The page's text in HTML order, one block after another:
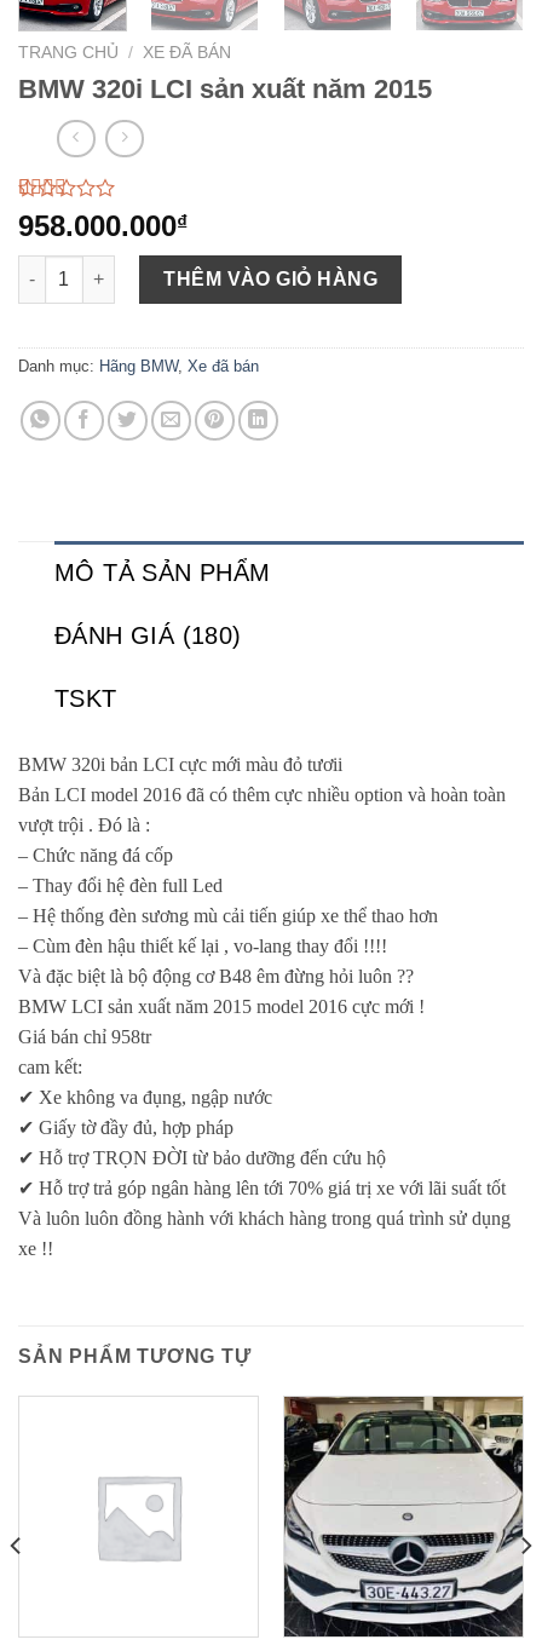
TRANG CHỦ / XE ĐÃ BÁN
BMW 320i LCI sản xuất năm 2015
2.43
trên
5
175
958.000.000₫
BMW 320i LCI sản xuất năm 2015 số lượng
THÊM VÀO GIỎ HÀNG
Danh mục: Hãng BMW, Xe đã bán
MÔ TẢ SẢN PHẨM
ĐÁNH GIÁ (180)
TSKT
BMW 320i bản LCI cực mới màu đỏ tươii
Bản LCI model 2016 đã có thêm cực nhiều option và hoàn toàn
vượt trội . Đó là :
– Chức năng đá cốp
– Thay đổi hệ đèn full Led
– Hệ thống đèn sương mù cải tiến giúp xe thể thao hơn
– Cùm đèn hậu thiết kế lại , vo-lang thay đổi !!!!
Và đặc biệt là bộ động cơ B48 êm đừng hỏi luôn ??
BMW LCI sản xuất năm 2015 model 2016 cực mới !
Giá bán chỉ 958tr
cam kết:
✔ Xe không va đụng, ngập nước
✔ Giấy tờ đầy đủ, hợp pháp
✔ Hỗ trợ TRỌN ĐỜI từ bảo dưỡng đến cứu hộ
✔ Hỗ trợ trả góp ngân hàng lên tới 70% giá trị xe với lãi suất tốt
Và luôn luôn đồng hành với khách hàng trong quá trình sử dụng
xe !!
SẢN PHẨM TƯƠNG TỰ